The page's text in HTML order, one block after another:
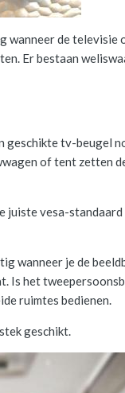
wanneer de televisie
Er bestaan
geschikte tv-beugel
of tent zetten
vesa-
wanneer je de
Is het
ruimtes bedienen.
geschikt.